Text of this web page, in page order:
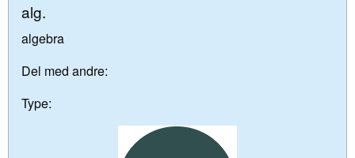
alg.
algebra
Del med andre:
Type: